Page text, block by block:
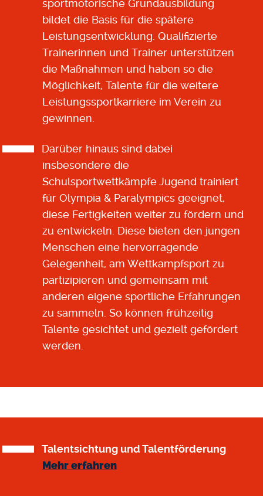
sportmotorische Grundausbildung
bildet die Basis für die spätere
Leistungsentwicklung. Qualifizierte
Trainerinnen und Trainer unterstützen
die Maßnahmen und haben so die
Möglichkeit, Talente für die weitere
Leistungssportkarriere im Verein zu
gewinnen.
Darüber hinaus sind dabei
insbesondere die
Schulsportwettkämpfe Jugend trainiert
für Olympia & Paralympics geeignet,
diese Fertigkeiten weiter zu fördern und
zu entwickeln. Diese bieten den jungen
Menschen eine hervorragende
Gelegenheit, am Wettkampfsport zu
partizipieren und gemeinsam mit
anderen eigene sportliche Erfahrungen
zu sammeln. So können frühzeitig
Talente gesichtet und gezielt gefördert
werden.
Talentsichtung und Talentförderung
Mehr erfahren